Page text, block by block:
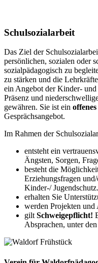
Schulsozialarbeit
Das Ziel der
persönlichen, sozialen oder
sozialpädagogisch zu
zu stärken und die
ein Angebot der Kinder-
Präsenz und
gewähren. Sie ist ein offenes
Gesprächsangebot.
Im Rahmen der
entsteht ein
Ängsten, Sorgen,
besteht die
Erziehungsfragen
Kinder-/ Jugendschutz.
erhalten Sie
werden Projekten und
gilt Schweigepflicht!
Absprachen, unter